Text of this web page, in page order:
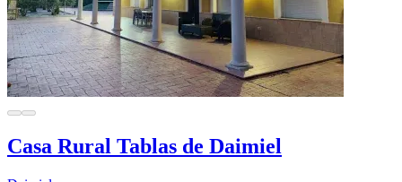
Casa Rural Tablas de Daimiel